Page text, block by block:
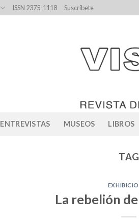
ISSN 2375-1118 Suscríbete
ENTREVISTAS MUSEOS LIBROS
La rebelión